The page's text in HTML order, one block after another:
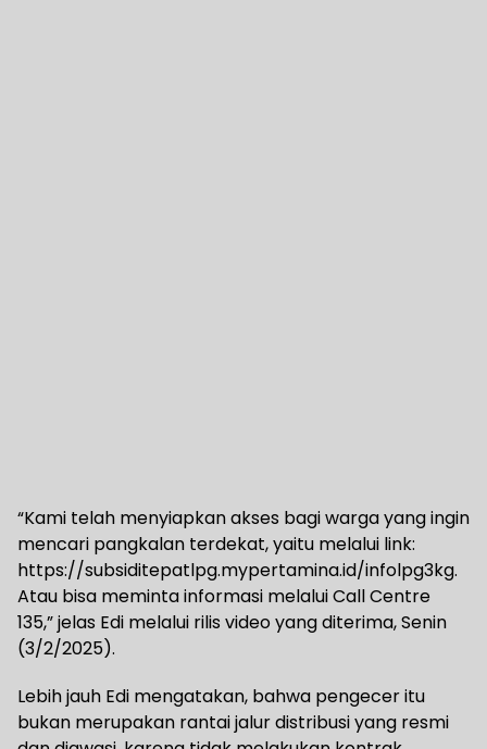
“Kami telah menyiapkan akses bagi warga yang ingin
mencari pangkalan terdekat, yaitu melalui link:
https://subsiditepatlpg.mypertamina.id/infolpg3kg.
Atau bisa meminta informasi melalui Call Centre
135,” jelas Edi melalui rilis video yang diterima, Senin
(3/2/2025).
Lebih jauh Edi mengatakan, bahwa pengecer itu
bukan merupakan rantai jalur distribusi yang resmi